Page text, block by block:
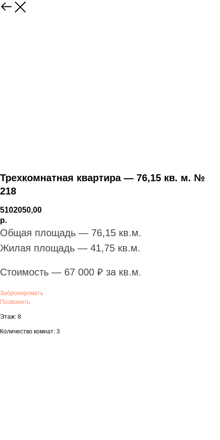
Трехкомнатная квартира — 76,15 кв. м. №
218
5102050,00
р.
Общая площадь — 76,15 кв.м.
Жилая площадь — 41,75 кв.м.
Стоимость — 67 000 ₽ за кв.м.
Забронировать
Позвонить
Этаж: 8
Количество комнат: 3